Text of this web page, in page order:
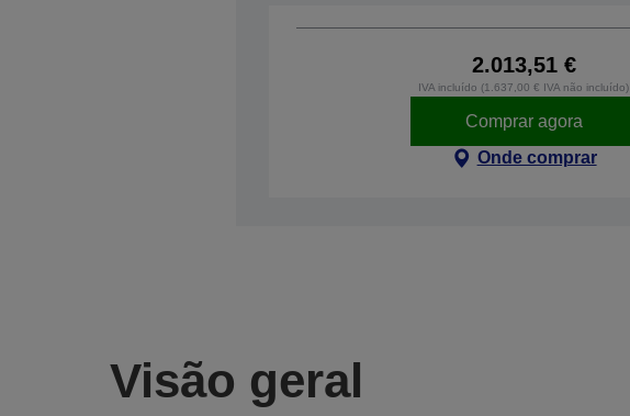
2.013,51 €
IVA incluído (1.637,00 € IVA não incluído)
Comprar agora
Onde comprar
Visão geral